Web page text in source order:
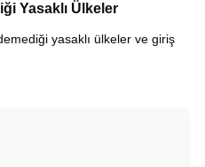
Yasaklı Ülkeler
yasaklı ülkeler ve giriş